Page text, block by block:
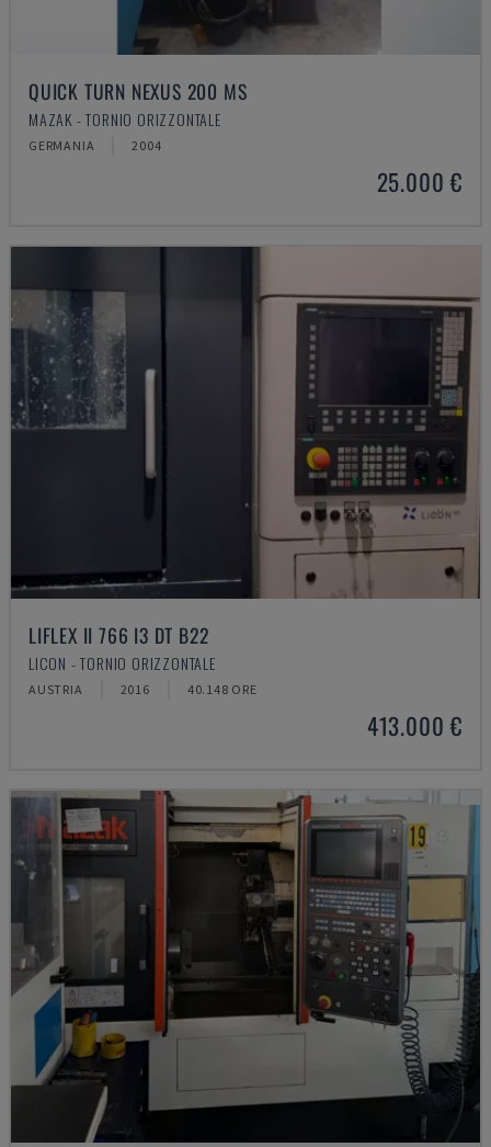
QUICK TURN NEXUS 200 MS
MAZAK - TORNIO ORIZZONTALE
GERMANIA 2004
25.000 €
LIFLEX II 766 I3 DT B22
LICON - TORNIO ORIZZONTALE
AUSTRIA 2016 40.148 ORE
413.000 €